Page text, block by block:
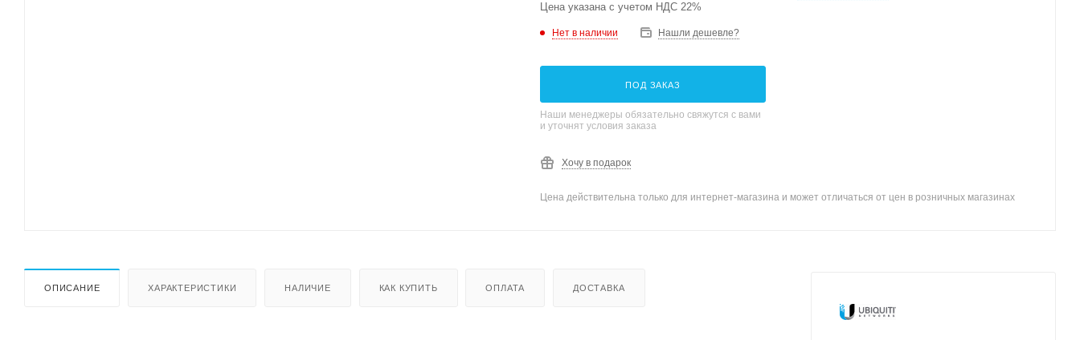
Цена указана с учетом НДС 22%
Нет в наличии Нашли дешевле?
ПОД ЗАКАЗ
Наши менеджеры обязательно свяжутся с вами
и уточнят условия заказа
Хочу в подарок
Цена действительна только для интернет-магазина и может отличаться от цен в розничных магазинах
ОПИСАНИЕ ХАРАКТЕРИСТИКИ НАЛИЧИЕ КАК КУПИТЬ ОПЛАТА ДОСТАВКА